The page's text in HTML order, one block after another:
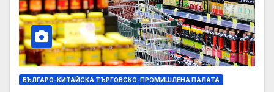
БЪЛГАРО-КИТАЙСКА ТЪРГОВСКО-ПРОМИШЛЕНА ПАЛАТА